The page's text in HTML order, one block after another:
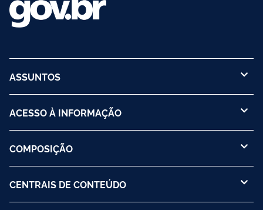
ASSUNTOS
ACESSO À INFORMAÇÃO
COMPOSIÇÃO
CENTRAIS DE CONTEÚDO